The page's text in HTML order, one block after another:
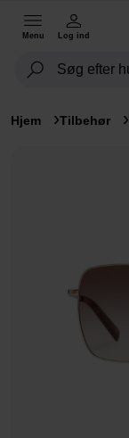
Menu Log ind
Hjem Tilbehør